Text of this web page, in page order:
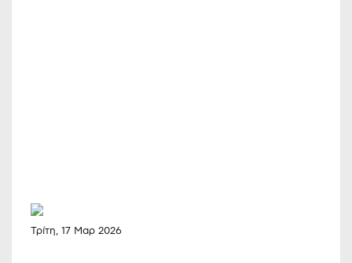
Τρίτη, 17 Μαρ 2026